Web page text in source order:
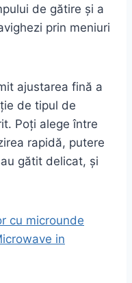
de gătire și a
prin meniuri
ajustarea fină a
de tipul de
Poți alege între
rapidă, putere
gătit delicat, și
cu microunde
in